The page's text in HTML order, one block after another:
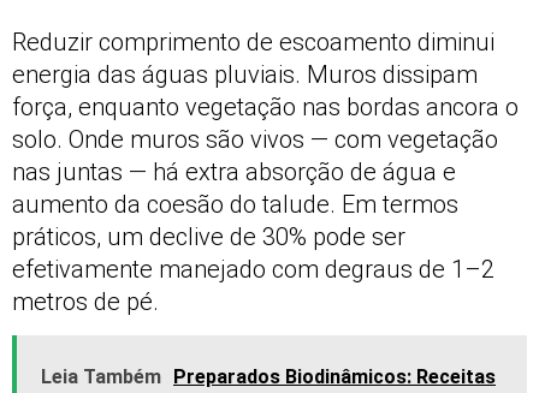
Reduzir comprimento de escoamento diminui
energia das águas pluviais. Muros dissipam
força, enquanto vegetação nas bordas ancora o
solo. Onde muros são vivos — com vegetação
nas juntas — há extra absorção de água e
aumento da coesão do talude. Em termos
práticos, um declive de 30% pode ser
efetivamente manejado com degraus de 1–2
metros de pé.
Leia Também Preparados Biodinâmicos: Receitas